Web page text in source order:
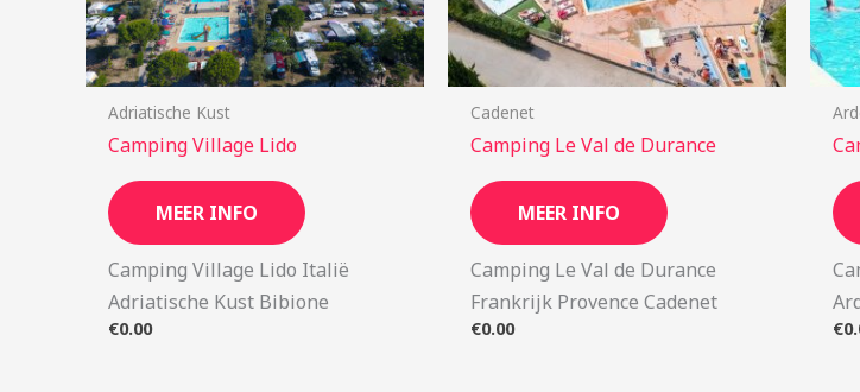
Adriatische Kust
Camping Village Lido
MEER INFO
Camping Village Lido Italië
Adriatische Kust Bibione
€0.00
Cadenet
Camping Le Val de Durance
MEER INFO
Camping Le Val de Durance
Frankrijk Provence Cadenet
€0.00 €